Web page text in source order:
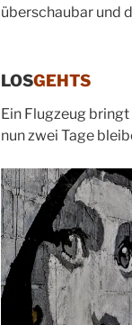
überschaubar und
LOSGEHTS
Ein Flugzeug
nun zwei Tage